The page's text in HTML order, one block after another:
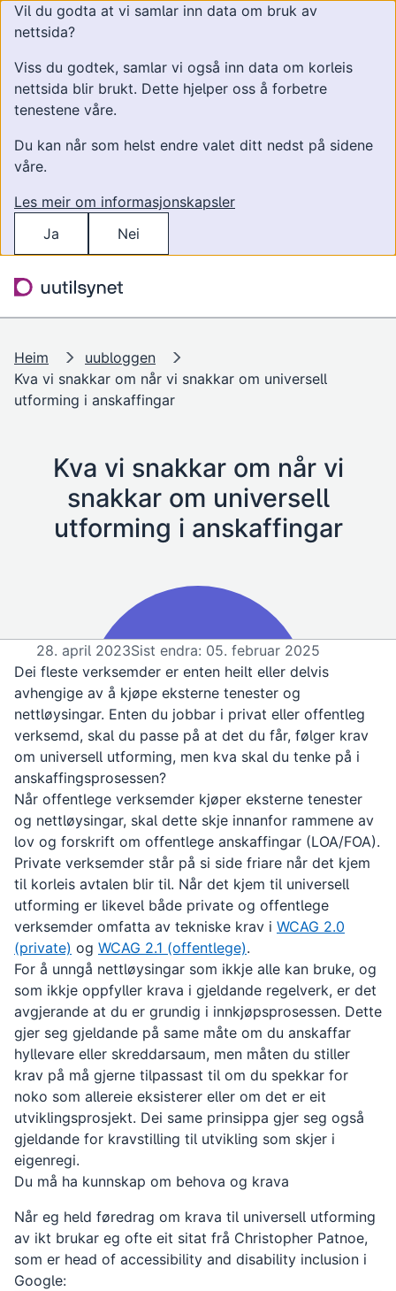
Vil du godta at vi samlar inn data om bruk av
nettsida?
Viss du godtek, samlar vi også inn data om korleis
nettsida blir brukt. Dette hjelper oss å forbetre
tenestene våre.
Du kan når som helst endre valet ditt nedst på sidene
våre.
Les meir om informasjonskapsler
Ja
Nei
Heim
uubloggen
Kva vi snakkar om når vi snakkar om universell
utforming i anskaffingar
Kva vi snakkar om når vi
snakkar om universell
utforming i anskaffingar
28. april 2023Sist endra: 05. februar 2025
Dei fleste verksemder er enten heilt eller delvis
avhengige av å kjøpe eksterne tenester og
nettløysingar. Enten du jobbar i privat eller offentleg
verksemd, skal du passe på at det du får, følger krav
om universell utforming, men kva skal du tenke på i
anskaffingsprosessen?
Når offentlege verksemder kjøper eksterne tenester
og nettløysingar, skal dette skje innanfor rammene av
lov og forskrift om offentlege anskaffingar (LOA/FOA).
Private verksemder står på si side friare når det kjem
til korleis avtalen blir til. Når det kjem til universell
utforming er likevel både private og offentlege
verksemder omfatta av tekniske krav i WCAG 2.0
(private) og WCAG 2.1 (offentlege).
For å unngå nettløysingar som ikkje alle kan bruke, og
som ikkje oppfyller krava i gjeldande regelverk, er det
avgjerande at du er grundig i innkjøpsprosessen. Dette
gjer seg gjeldande på same måte om du anskaffar
hyllevare eller skreddarsaum, men måten du stiller
krav på må gjerne tilpassast til om du spekkar for
noko som allereie eksisterer eller om det er eit
utviklingsprosjekt. Dei same prinsippa gjer seg også
gjeldande for kravstilling til utvikling som skjer i
eigenregi.
Du må ha kunnskap om behova og krava
Når eg held føredrag om krava til universell utforming
av ikt brukar eg ofte eit sitat frå Christopher Patnoe,
som er head of accessibility and disability inclusion i
Google: